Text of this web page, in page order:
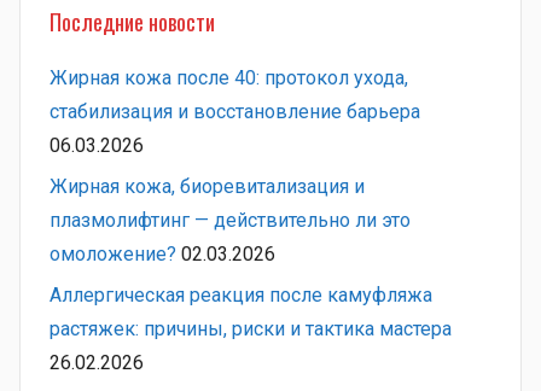
Последние новости
Жирная кожа после 40: протокол ухода,
стабилизация и восстановление барьера
06.03.2026
Жирная кожа, биоревитализация и
плазмолифтинг — действительно ли это
омоложение? 02.03.2026
Аллергическая реакция после камуфляжа
растяжек: причины, риски и тактика мастера
26.02.2026